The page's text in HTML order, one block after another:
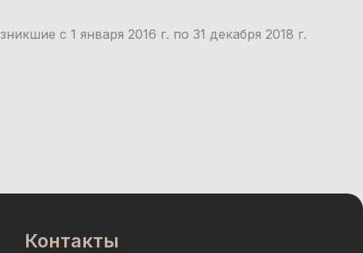
с 1 января 2016 г. по 31 декабря 2018 г.
Контакты